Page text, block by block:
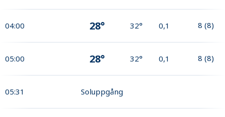
04:00 28° 32° 0,1 8 (8)
05:00 28° 32° 0,1 8 (8)
05:31 Soluppgång